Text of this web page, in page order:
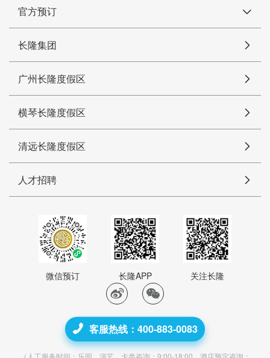
官方预订
长隆集团
广州长隆度假区
横琴长隆度假区
清远长隆度假区
人才招聘
微信预订 长隆APP 关注长隆
客服热线：400-883-0083